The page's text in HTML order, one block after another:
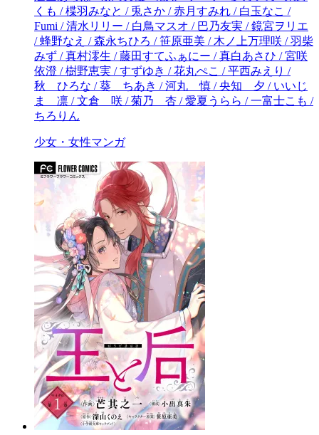
少女・女性マンガ